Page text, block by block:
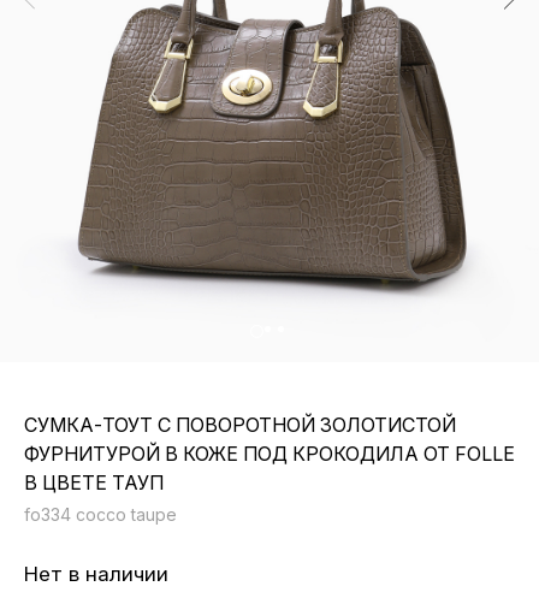
СУМКА-ТОУТ С ПОВОРОТНОЙ ЗОЛОТИСТОЙ
ФУРНИТУРОЙ В КОЖЕ ПОД КРОКОДИЛА ОТ FOLLE
В ЦВЕТЕ ТАУП
fo334 cocco taupe
Нет в наличии